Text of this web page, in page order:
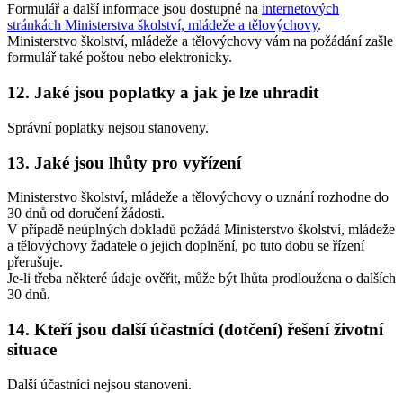
Formulář a další informace jsou dostupné na internetových
stránkách Ministerstva školství, mládeže a tělovýchovy.
Ministerstvo školství, mládeže a tělovýchovy vám na požádání zašle
formulář také poštou nebo elektronicky.
12. Jaké jsou poplatky a jak je lze uhradit
Správní poplatky nejsou stanoveny.
13. Jaké jsou lhůty pro vyřízení
Ministerstvo školství, mládeže a tělovýchovy o uznání rozhodne do
30 dnů od doručení žádosti.
V případě neúplných dokladů požádá Ministerstvo školství, mládeže
a tělovýchovy žadatele o jejich doplnění, po tuto dobu se řízení
přerušuje.
Je-li třeba některé údaje ověřit, může být lhůta prodloužena o dalších
30 dnů.
14. Kteří jsou další účastníci (dotčení) řešení životní
situace
Další účastníci nejsou stanoveni.